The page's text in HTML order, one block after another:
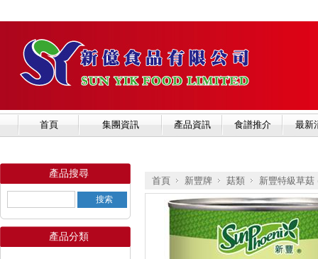
首頁 集團資訊 產品資訊 食譜推介 最新
產品搜尋
產品分類
首頁 新豐牌
»
菇類
»
新豐特級草菇